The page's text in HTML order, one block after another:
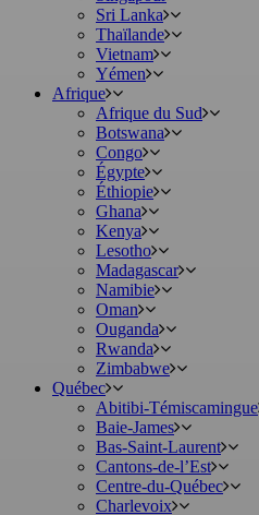
Sri Lanka
Thaïlande
Vietnam
Yémen
Afrique
Afrique du Sud
Botswana
Congo
Égypte
Éthiopie
Ghana
Kenya
Lesotho
Madagascar
Namibie
Oman
Ouganda
Rwanda
Zimbabwe
Québec
Abitibi-Témiscamingue
Baie-James
Bas-Saint-Laurent
Cantons-de-l’Est
Centre-du-Québec
Charlevoix